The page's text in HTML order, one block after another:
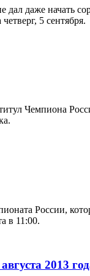
дал даже начать
5 сентября.
Чемпиона
России,
в 11:00.
2013